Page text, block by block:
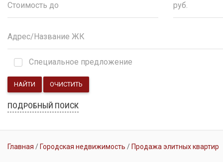
руб.
Специальное предложение
НАЙТИ ОЧИСТИТЬ
ПОДРОБНЫЙ ПОИСК
Главная Городская недвижимость Продажа элитных квартир